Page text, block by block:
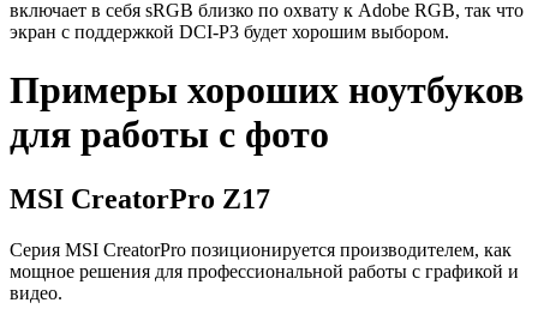
включает в себя sRGB близко по охвату к Adobe RGB, так что
экран с поддержкой DCI-P3 будет хорошим выбором.
Примеры хороших ноутбуков
для работы с фото
MSI CreatorPro Z17
Серия MSI CreatorPro позиционируется производителем, как
мощное решения для профессиональной работы с графикой и
видео.